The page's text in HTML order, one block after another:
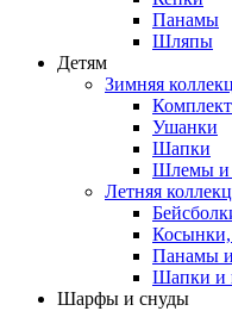
Панамы
Шляпы
Детям
Зимняя
Ушанки
Шапки
Шлемы и
Летняя
Косынки,
Панамы
Шапки и
Шарфы и снуды